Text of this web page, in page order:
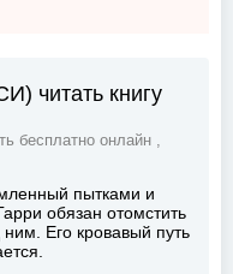
читать книгу
бесплатно онлайн ,
пытками и
обязан отомстить
Его кровавый путь